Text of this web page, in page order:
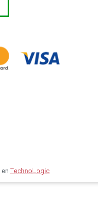
en TechnoLogic